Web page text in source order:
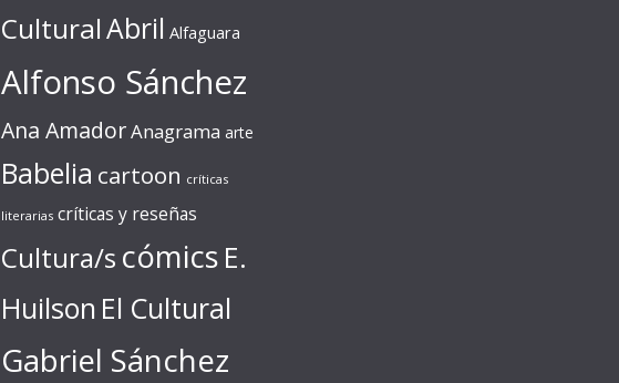
CulturalAbril Alfaguara
Alfonso Sánchez
Ana AmadorAnagrama arte
Babelia cartoon críticas
literarias críticas y reseñas
Cultura/s cómics E.
Huilson El Cultural
Gabriel Sánchez